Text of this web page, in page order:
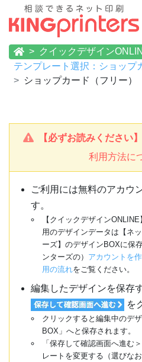
クイックデザイン
テンプレート選択：ショップ
ショップカード（フリー）
【必ずお読みください】
利用方法に
ご利用には無料のアカウ
す。
【クイックデザイン
用のデザインデータは【ネ
ーズ】のデザインBOXに保
ンターズの） アカウントを
用の流れをご覧ください。
編集したデザインを保存
を
クリックすると編集中のデ
BOX」へと保存されます。
「保存して確認画面へ進む
レートを変更する（選びな